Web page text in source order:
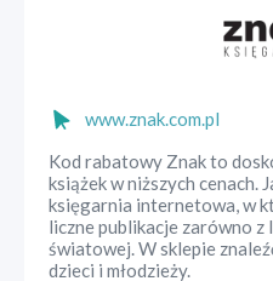
www.znak.com.pl
Kod rabatowy Znak to
książek w niższych cenach.
księgarnia internetowa, w
liczne publikacje zarówno
światowej. W sklepie
dzieci i młodzieży.